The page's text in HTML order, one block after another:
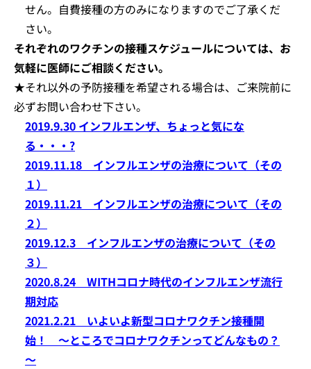
せん。自費接種の方のみになりますのでご了承くだ
さい。
それぞれのワクチンの接種スケジュールについては、お
気軽に医師にご相談ください。
★それ以外の予防接種を希望される場合は、ご来院前に
必ずお問い合わせ下さい。
2019.9.30 インフルエンザ、ちょっと気にな
る・・・?
2019.11.18 インフルエンザの治療について（その
１）
2019.11.21 インフルエンザの治療について（その
２）
2019.12.3 インフルエンザの治療について（その
３）
2020.8.24 WITHコロナ時代のインフルエンザ流行
期対応
2021.2.21 いよいよ新型コロナワクチン接種開
始！ ～ところでコロナワクチンってどんなもの？
～